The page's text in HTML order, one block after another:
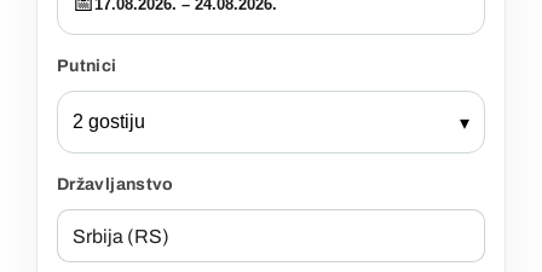
17.08.2026. – 24.08.2026.
Putnici
2 gostiju ▾
Državljanstvo